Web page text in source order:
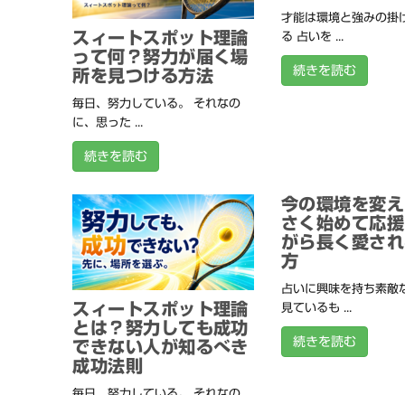
スィートスポット理論
って何？努力が届く場
所を見つける方法
毎日、努力している。 それなの
に、思った ...
続きを読む
才能は環境と強みの掛
る 占いを ...
続きを読む
スィートスポット理論
とは？努力しても成功
できない人が知るべき
成功法則
今の環境を変
さく始めて応
がら長く愛さ
方
占いに興味を持ち素敵
見ているも ...
続きを読む